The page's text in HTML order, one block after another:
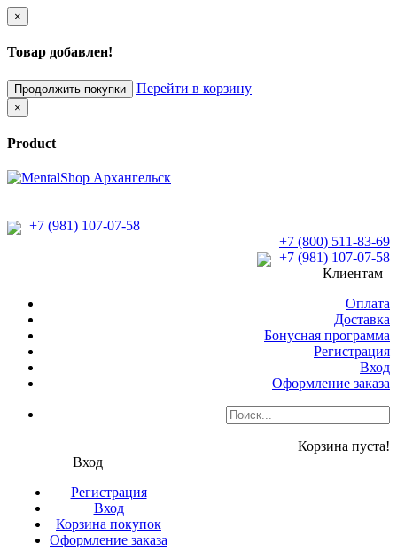
×
Товар добавлен!
Продолжить покупки Перейти в корзину
×
Product
+7 (981) 107-07-58
+7 (800) 511-83-69
+7 (981) 107-07-58
Клиентам
Оплата
Доставка
Бонусная программа
Регистрация
Вход
Оформление заказа
Корзина пуста!
Вход
Регистрация
Вход
Корзина покупок
Оформление заказа